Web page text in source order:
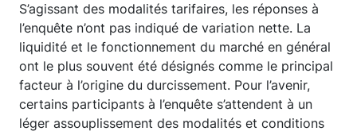
S’agissant des modalités tarifaires, les réponses à
l’enquête n’ont pas indiqué de variation nette. La
liquidité et le fonctionnement du marché en général
ont le plus souvent été désignés comme le principal
facteur à l’origine du durcissement. Pour l’avenir,
certains participants à l’enquête s’attendent à un
léger assouplissement des modalités et conditions